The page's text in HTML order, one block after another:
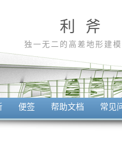
利 斧
独一无二的高差地形建
便签 帮助文档 常见